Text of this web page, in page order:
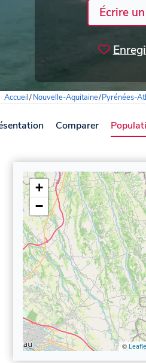
Écrire
Accueil/Nouvelle-Aquitaine/Pyrénées-
Comparer
+
−
©